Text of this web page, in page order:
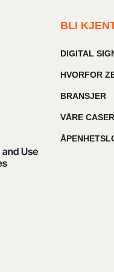
BLI
DIGITAL
HVORFOR
BRANSJER
VÅRE CASER